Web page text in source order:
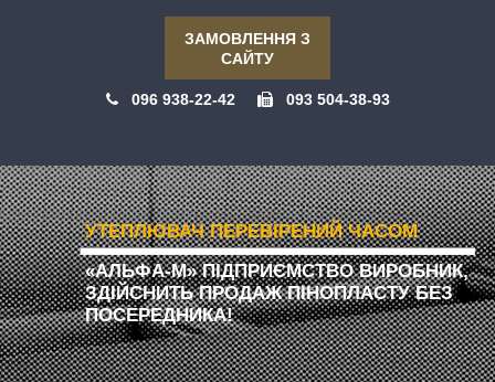
ЗАМОВЛЕННЯ З
САЙТУ
096 938-22-42 093 504-38-93
УТЕПЛЮВАЧ ПЕРЕВІРЕНИЙ ЧАСОМ
«АЛЬФА-М» ПІДПРИЄМСТВО ВИРОБНИК,
ЗДІЙСНИТЬ ПРОДАЖ ПІНОПЛАСТУ БЕЗ
ПОСЕРЕДНИКА!